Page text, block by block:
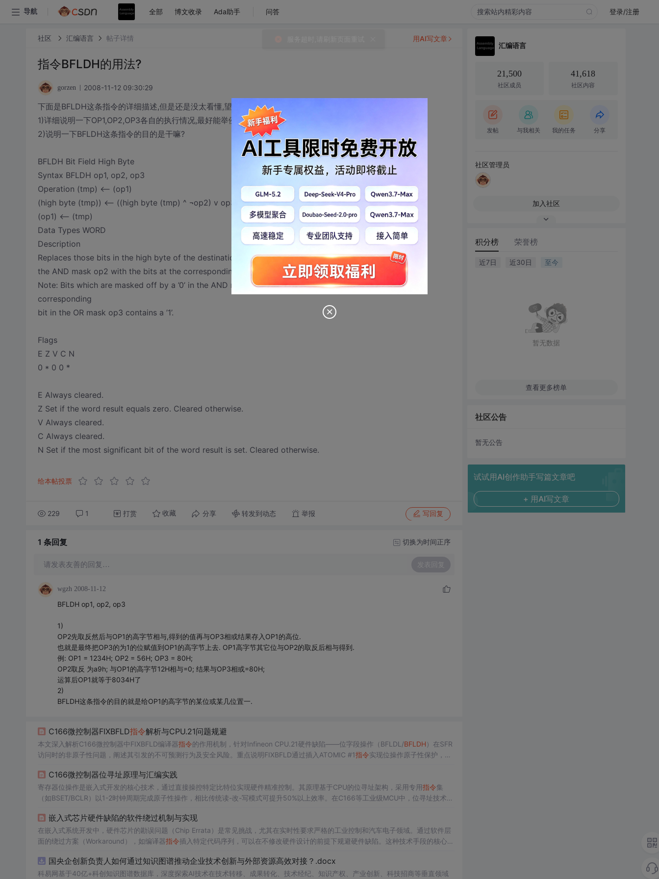
导航 全部 博文收录 Ada助手 问答 登录/注册
社区 汇编语言 帖子详情
指令BFLDH的用法?
gorzen 2008-11-12 09:30:29
下面是BFLDH这条指令的详细描述,但是还是没太看懂,望各位前辈指点:
1)详细说明一下OP1,OP2,OP3各自的执行情况,最好能举例说明.
2)说明一下BFLDH这条指令的目的是干嘛?
BFLDH Bit Field High Byte
Syntax BFLDH op1, op2, op3
Operation (tmp) <-- (op1)
(high byte (tmp)) <-- ((high byte (tmp) ^ ¬op2) v op3)
(op1) <-- (tmp)
Data Types WORD
Description
Replaces those bits in the high byte of the destination word operand op1 which are selected by an ’1’ in
the AND mask op2 with the bits at the corresponding positions in the OR mask specified by op3.
Note: Bits which are masked off by a ’0’ in the AND mask op2 may be unintentionally altered if the
corresponding
bit in the OR mask op3 contains a ’1’.
Flags
E Z V C N
0 * 0 0 *
E Always cleared.
Z Set if the word result equals zero. Cleared otherwise.
V Always cleared.
C Always cleared.
N Set if the most significant bit of the word result is set. Cleared otherwise.
给本帖投票
229 1 打赏 收藏 分享 转发到动态 举报 写回复
用AI写文章
1 条回复 切换为时间正序
请发表友善的回复… 发表回复
wgzh 2008-11-12
BFLDH op1, op2, op3
1)
OP2先取反然后与OP1的高字节相与,得到的值再与OP3相或结果存入OP1的高位.
也就是最终把OP3的为1的位赋值到OP1的高字节上去. OP1高字节其它位与OP2的取反后相与得到.
例: OP1 = 1234H; OP2 = 56H; OP3 = 80H;
OP2取反 为a9h; 与OP1的高字节12H相与=0; 结果与OP3相或=80H;
运算后OP1就等于8034H了
2)
BFLDH这条指令的目的就是给OP1的高字节的某位或某几位置一.
C166微控制器FIXBFLD指令解析与CPU.21问题规避
本文深入解析C166微控制器中FIXBFLD编译器指令的作用机制，针对Infineon CPU.21硬件缺陷——位字段操作（BFLDL/BFLDH ）在SFR
访问时的非原子性问题，阐述其引发的不可预测行为及安全风险。重点说明FIXBFLD通过插入ATOMIC #1指令实现位操作原子性保护，涵
C166微控制器位寻址原理与汇编实践
寄存器位操作是嵌入式开发的核心技术，通过直接操控特定比特位实现硬件精准控制。其原理基于CPU的位寻址架构，采用专用指令集
（如BSET/BCLR）以1-2时钟周期完成原子性操作，相比传统读-改-写模式可提升50%以上效率。在C166等工业级MCU中，位寻址技术广
（如R15.12）可直观操作寄存器位，配合位域指令能高效处理连续比特段。合理使用位屏蔽和条件位操作技巧，可显著优化代码体积与执
嵌入式芯片硬件缺陷的软件绕过机制与实现
在嵌入式系统开发中，硬件芯片的勘误问题（Chip Errata）是常见挑战，尤其在实时性要求严格的工业控制和汽车电子领域。通过软件层
面的绕过方案（Workaround），如编译器指令插入特定代码序列，可以在不修改硬件设计的前提下规避硬件缺陷。这种技术手段的核心在
过原子性保护和总线隔离机制，有效解决了硬件时序和逻辑缺陷。这些方案不仅提升了系统
国央企创新负责人如何通过知识图谱推动企业技术创新与外部资源高效对接？.docx
科易网基于40亿+科创知识图谱数据库，深度探索AI技术在技术转移、成果转化、技术经纪、知识产权、产业创新、科技招商等垂直领域
汇编语言
21,500
社区成员
41,618
社区内容
发帖 与我相关 我的任务 分享
社区管理员
加入社区
积分榜 荣誉榜
近7日 近30日 至今
暂无数据
查看更多榜单
社区公告
暂无公告
试试用AI创作助手写篇文章吧
+ 用AI写文章